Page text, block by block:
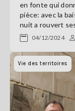
en fonte qui
pièce: avec la
nuit a rouvert
04/12/2024
Vie des territoires